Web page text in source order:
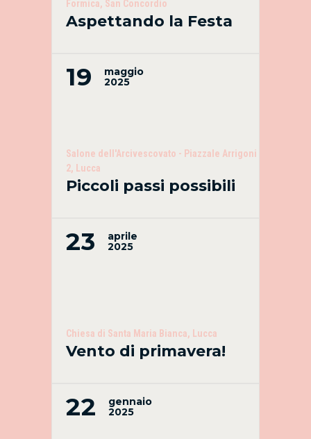
Formica, San Concordio
Aspettando la Festa
19
maggio
2025
Salone dell'Arcivescovato - Piazzale Arrigoni
2, Lucca
Piccoli passi possibili
23
aprile
2025
Chiesa di Santa Maria Bianca, Lucca
Vento di primavera!
22
gennaio
2025